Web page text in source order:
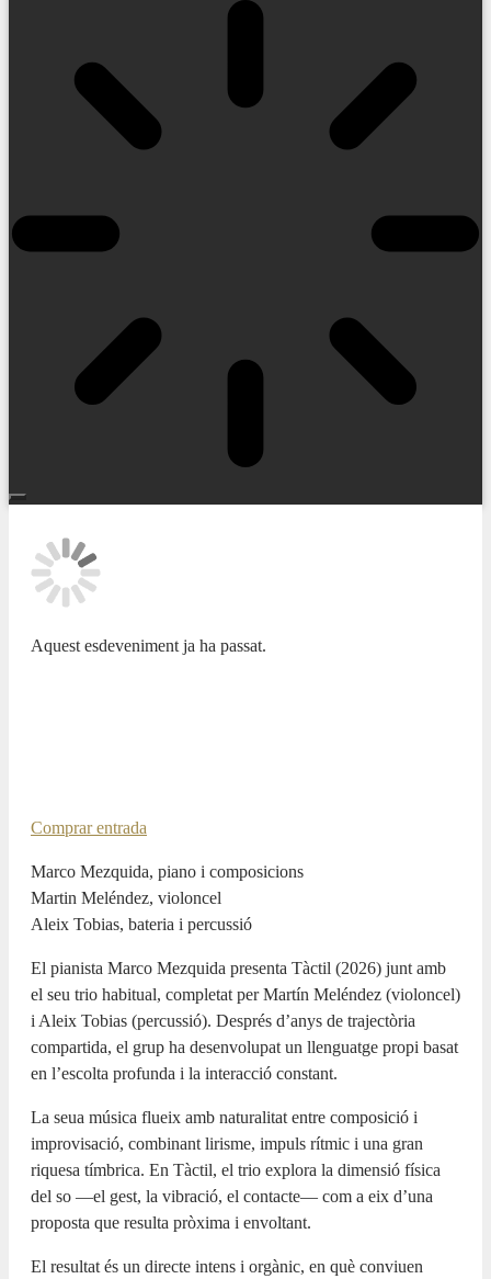
Aquest esdeveniment ja ha passat.
Comprar entrada
Marco Mezquida, piano i composicions
Martin Meléndez, violoncel
Aleix Tobias, bateria i percussió
El pianista Marco Mezquida presenta Tàctil (2026) junt amb
el seu trio habitual, completat per Martín Meléndez (violoncel)
i Aleix Tobias (percussió). Després d’anys de trajectòria
compartida, el grup ha desenvolupat un llenguatge propi basat
en l’escolta profunda i la interacció constant.
La seua música flueix amb naturalitat entre composició i
improvisació, combinant lirisme, impuls rítmic i una gran
riquesa tímbrica. En Tàctil, el trio explora la dimensió física
del so —el gest, la vibració, el contacte— com a eix d’una
proposta que resulta pròxima i envoltant.
El resultat és un directe intens i orgànic, en què conviuen